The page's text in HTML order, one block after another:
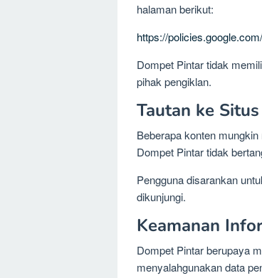
halaman berikut:
https://
Dompet Pintar tidak
pihak pengiklan.
Tautan ke
Beberapa konten
Dompet Pintar tidak
Pengguna disarankan
dikunjungi.
Keamanan
Dompet Pintar berupaya
menyalahgunakan data